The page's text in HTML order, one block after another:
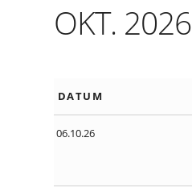
OKT. 2026
DATUM
06.10.26